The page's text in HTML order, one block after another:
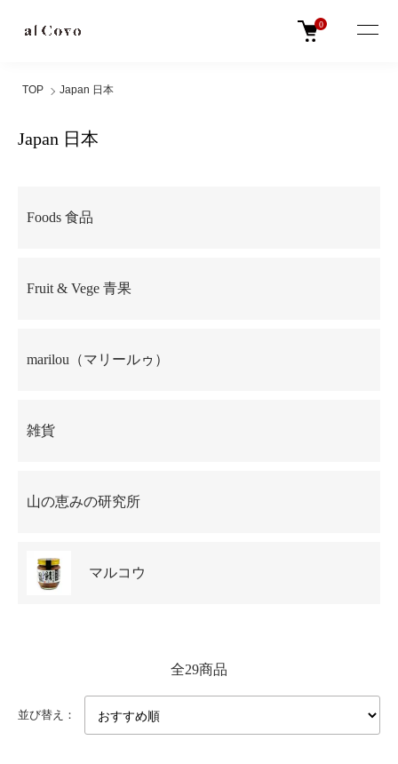
0
TOP Japan 日本
Japan 日本
Foods 食品
Fruit & Vege 青果
marilou（マリールゥ）
雑貨
山の恵みの研究所
マルコウ
全29商品
並び替え：